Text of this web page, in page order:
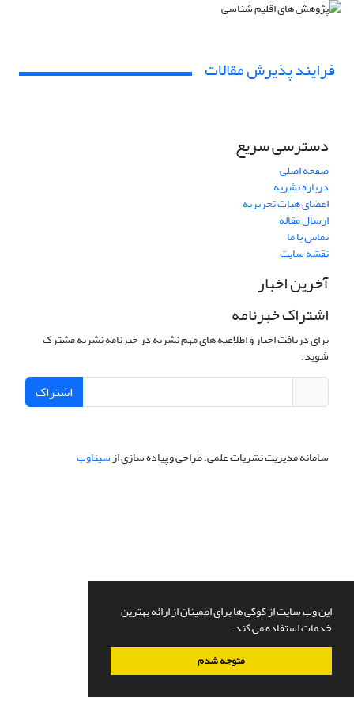
این وب سایت از کوکی ها برای اطمینان از ارائه بهترین
خدمات استفاده می کند.
متوجه شدم
فرایند پذیرش مقالات
دسترسی سریع
صفحه اصلی
درباره نشریه
اعضای هیات تحریریه
ارسال مقاله
تماس با ما
نقشه سایت
آخرین اخبار
اشتراک خبرنامه
برای دریافت اخبار و اطلاعیه های مهم نشریه در خبرنامه نشریه مشترک
شوید.
اشتراک
سامانه مدیریت نشریات علمی.طراحی و پیاده سازی ازسیناوب